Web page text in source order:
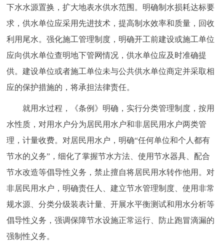
下水水源置换，扩大地表水供水范围。明确制水损耗达标要
求，供水单位应采用先进技术，提高制水效率和质量，回收
利用尾水。强化施工管理制度，明确开工前建设或施工单位
应向供水单位查明地下管网情况，供水单位应及时准确提
供。建设单位或者施工单位未与公共供水单位商定并采取相
应的保护措施的，将承担法律责任。
就用水过程，《条例》明确，实行分类管理制度，按用
水性质，对用水户分为居民用水户和非居民用水户两类管
理，计量收费。对居民用水户，明确“任何单位和个人都有
节水的义务”，细化了掌握节水方法、使用节水器具、配合
节水改造等倡导性义务，禁止擅自将居民用水转作他用。对
非居民用水户，明确责任人、建立节水管理制度、使用非常
规水源、分类分级装表计量、开展水平衡测试和用水分析等
倡导性义务，强调保障节水设施正常运行、防止跑冒滴漏的
强制性义务。